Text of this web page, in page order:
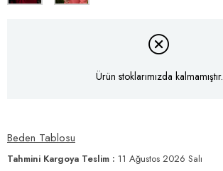
Ürün stoklarımızda kalmamıştır.
Beden Tablosu
Tahmini Kargoya Teslim : 11 Ağustos 2026 Salı